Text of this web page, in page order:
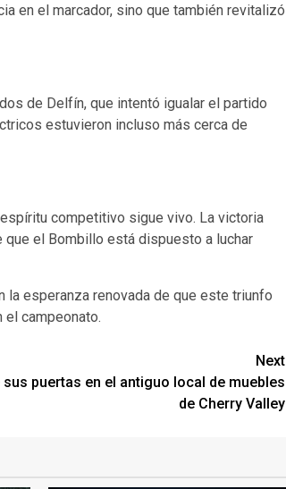
en el marcador, sino que también revitalizó
de Delfín, que intentó igualar el partido
estuvieron incluso más cerca de
competitivo sigue vivo. La victoria
el Bombillo está dispuesto a luchar
la esperanza renovada de que este triunfo
el campeonato.
Next
puertas en el antiguo local de muebles
de Cherry Valley